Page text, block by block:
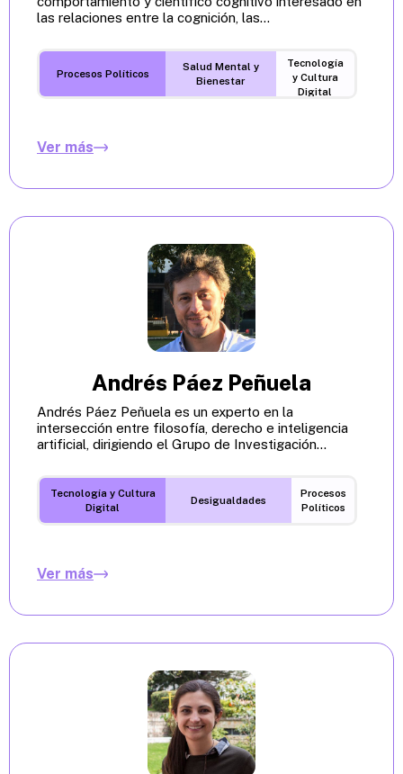
las relaciones entre la cognición, las...
Procesos Políticos
Salud Mental y
Bienestar
Tecnología
y Cultura
Digital
Ver más
Andrés Páez Peñuela
Andrés Páez Peñuela es un experto en la
intersección entre filosofía, derecho e inteligencia
artificial, dirigiendo el Grupo de Investigación...
Tecnología y Cultura
Digital
Desigualdades
Procesos
Políticos
Ver más